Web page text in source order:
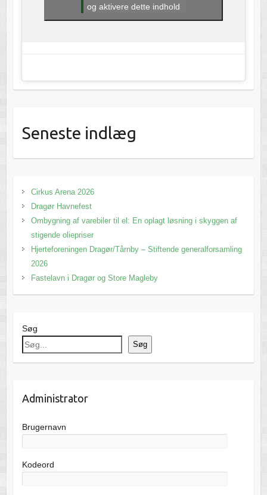
og aktivere dette indhold
Seneste indlæg
Cirkus Arena 2026
Dragør Havnefest
Ombygning af varebiler til el: En oplagt løsning i skyggen af
stigende oliepriser
Hjerteforeningen Dragør/Tårnby – Stiftende generalforsamling
2026
Fastelavn i Dragør og Store Magleby
Søg
Søg
Administrator
Brugernavn
Kodeord